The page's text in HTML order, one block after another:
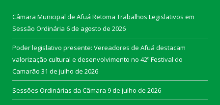
Câmara Municipal de Afuá Retoma Trabalhos Legislativos em
Sessão Ordinária 6 de agosto de 2026
Poder legislativo presente: Vereadores de Afuá destacam
valorização cultural e desenvolvimento no 42º Festival do
Camarão 31 de julho de 2026
Sessões Ordinárias da Câmara 9 de julho de 2026